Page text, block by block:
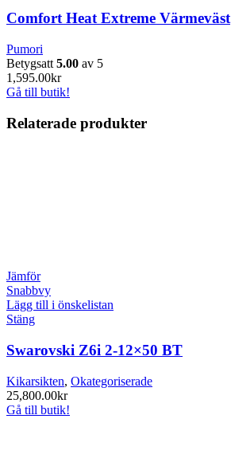
Comfort Heat Extreme Värmeväst
Pumori
Betygsatt 5.00 av 5
1,595.00kr
Gå till butik!
Relaterade produkter
Jämför
Snabbvy
Lägg till i önskelistan
Stäng
Swarovski Z6i 2-12×50 BT
Kikarsikten, Okategoriserade
25,800.00kr
Gå till butik!